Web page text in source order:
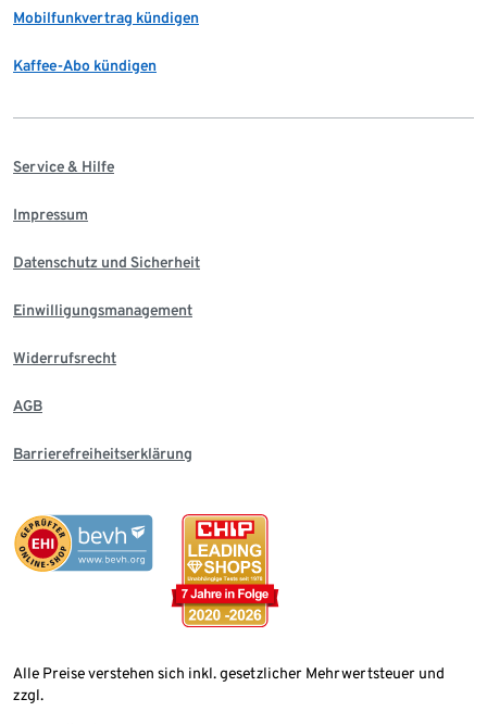
Mobilfunkvertrag kündigen
Kaffee-Abo kündigen
Service & Hilfe
Impressum
Datenschutz und Sicherheit
Einwilligungsmanagement
Widerrufsrecht
AGB
Barrierefreiheitserklärung
Alle Preise verstehen sich inkl. gesetzlicher Mehrwertsteuer und
zzgl.